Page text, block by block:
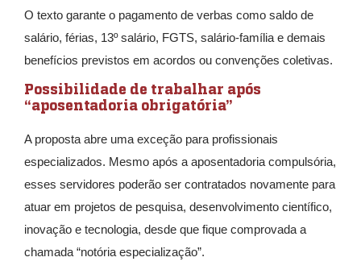
O texto garante o pagamento de verbas como saldo de
salário, férias, 13º salário, FGTS, salário-família e demais
benefícios previstos em acordos ou convenções coletivas.
Possibilidade de trabalhar após
“aposentadoria obrigatória”
A proposta abre uma exceção para profissionais
especializados. Mesmo após a aposentadoria compulsória,
esses servidores poderão ser contratados novamente para
atuar em projetos de pesquisa, desenvolvimento científico,
inovação e tecnologia, desde que fique comprovada a
chamada “notória especialização”.